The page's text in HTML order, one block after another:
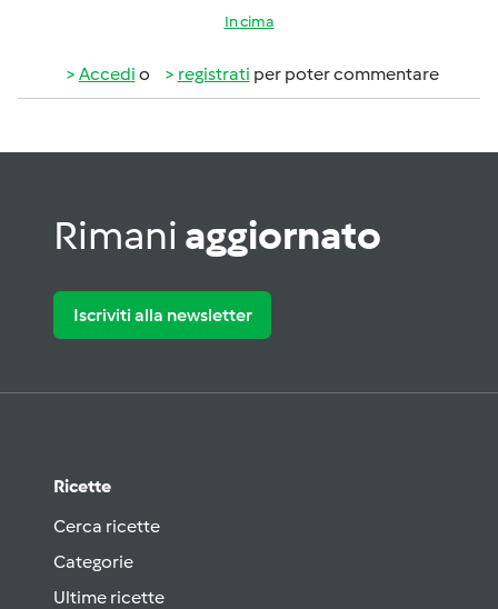
In cima
Accedi o registrati per poter commentare
Rimani aggiornato
Iscriviti alla newsletter
Ricette
Cerca ricette
Categorie
Ultime ricette